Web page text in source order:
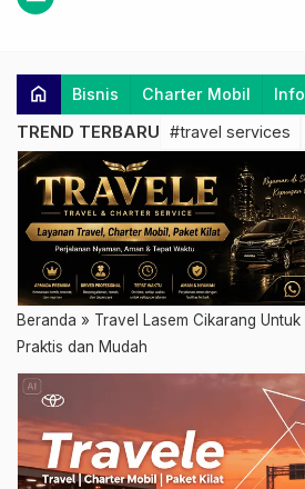
home Bisnis Charter Mobil
TREND TERBARU #travel services
Beranda » Travel Lasem Cikarang
Praktis dan Mudah